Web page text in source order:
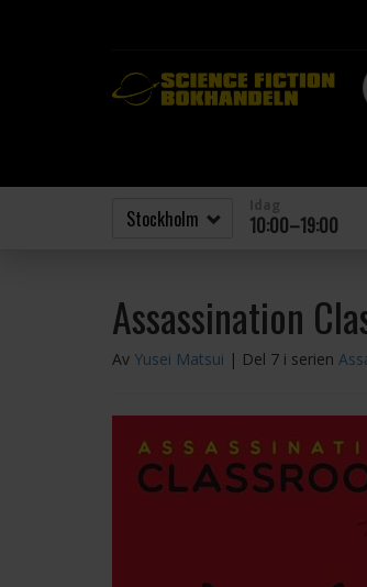
10:00–19:00
Assassination
Av Yusei Matsui | Del 7 i serien